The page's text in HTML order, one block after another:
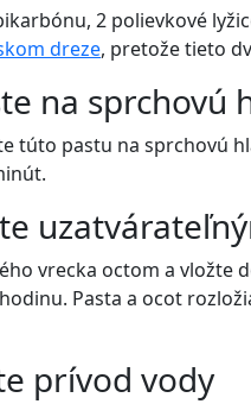
2 polievkové
dreze, pretože tieto
na sprchovú
túto pastu na sprchovú
vrecka octom a vložte
Pasta a ocot
prívod vody